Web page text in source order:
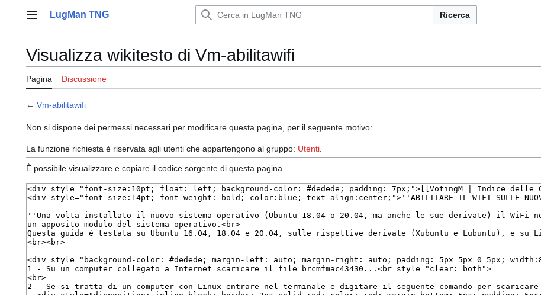
Menu principale
LugMan TNG Ricerca
Visualizza wikitesto di Vm-abilitawifi
Pagina Discussione
← Vm-abilitawifi
Non si dispone dei permessi necessari per modificare questa pagina, per il seguente motivo:
La funzione richiesta è riservata agli utenti che appartengono al gruppo: Utenti
È possibile visualizzare e copiare il codice sorgente di questa pagina.